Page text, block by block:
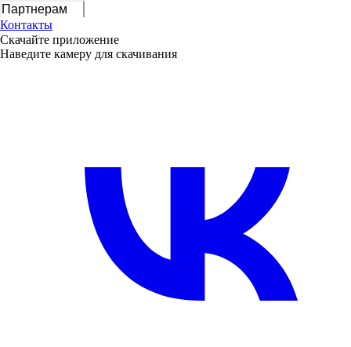
Партнерам
Контакты
Скачайте приложение
Наведите камеру для скачивания